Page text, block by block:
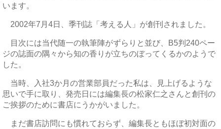
います。
2002年7月4日、季刊誌「考える人」が創刊されました。
目次には当代随一の執筆陣がずらりと並び、B5判240ペー
ジの誌面の隅々から知の香りが立ちのぼってくるかのようで
した。
当時、入社3か月の営業部員だった私は、見上げるような
思いで手に取り、発売日には編集長の松家仁之さんと創刊の
ご挨拶のために書店にうかがいました。
まだ書店訪問にも慣れておらず、編集長ともほぼ初対面の